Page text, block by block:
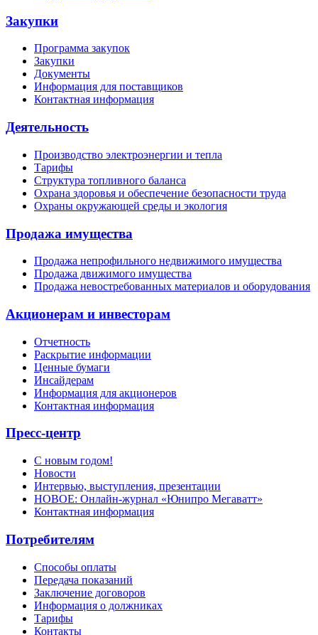
Закупки
Программа закупок
Закупки
Документы
Информация для поставщиков
Контактная информация
Деятельность
Производство электроэнергии и тепла
Тарифы
Структура топливного баланса
Охрана здоровья и обеспечение безопасности труда
Охраны окружающей среды и экология
Продажа имущества
Продажа непрофильного недвижимого имущества
Продажа движимого имущества
Продажа невостребованных материалов и оборудования
Акционерам и инвесторам
Отчетность
Раскрытие информации
Ценные бумаги
Инсайдерам
Информация для акционеров
Контактная информация
Пресс-центр
С новым годом!
Новости
Интервью, выступления, презентации
НОВОЕ: Онлайн-журнал «Юнипро Мегаватт»
Контактная информация
Потребителям
Способы оплаты
Передача показаний
Заключение договоров
Информация о должниках
Тарифы
Контакты